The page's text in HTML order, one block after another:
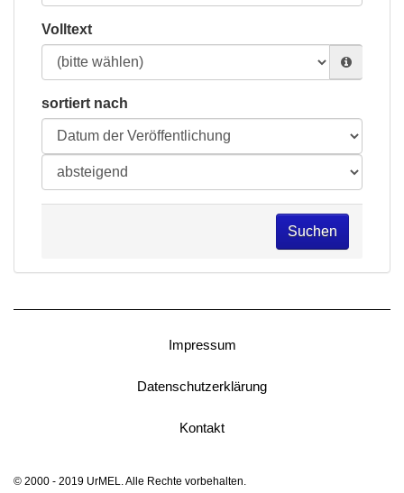
Volltext
sortiert nach
Suchen
Impressum
Datenschutzerklärung
Kontakt
© 2000 - 2019 UrMEL. Alle Rechte vorbehalten.